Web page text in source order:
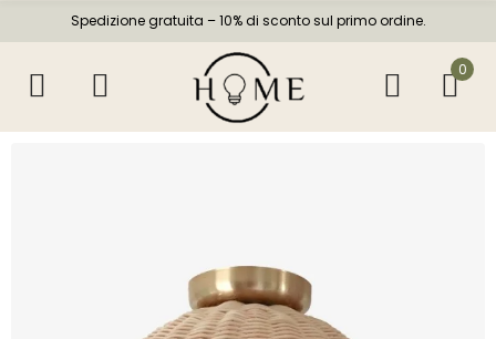
Spedizione gratuita – 10% di sconto sul primo ordine.
0